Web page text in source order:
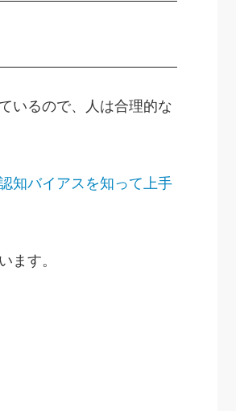
いるので、人は合理的な
知バイアスを知って上手
ます。